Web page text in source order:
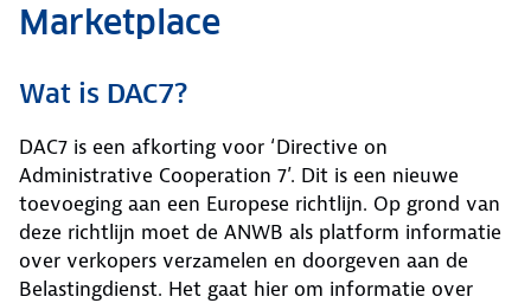
Marketplace
Wat is DAC7?
DAC7 is een afkorting voor ‘Directive on
Administrative Cooperation 7’. Dit is een nieuwe
toevoeging aan een Europese richtlijn. Op grond van
deze richtlijn moet de ANWB als platform informatie
over verkopers verzamelen en doorgeven aan de
Belastingdienst. Het gaat hier om informatie over